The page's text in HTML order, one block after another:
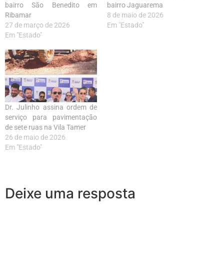
bairro São Benedito em
Ribamar
27 de março de 2026
Em "Estado"
bairro Jaguarema
8 de maio de 2026
Em "Estado"
Dr. Julinho assina ordem de
serviço para pavimentação
de sete ruas na Vila Tamer
26 de maio de 2026
Em "Estado"
Deixe uma resposta